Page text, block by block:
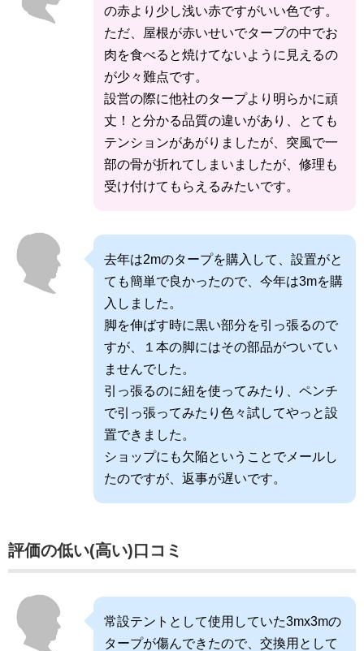
の赤より少し浅い赤ですがいい色です。
ただ、屋根が赤いせいでタープの中でお
肉を食べると焼けてないように見えるの
が少々難点です。
設営の際に他社のタープより明らかに頑
丈！と分かる品質の違いがあり、とても
テンションがあがりましたが、突風で一
部の骨が折れてしまいましたが、修理も
受け付けてもらえるみたいです。
去年は2mのタープを購入して、設置がと
ても簡単で良かったので、今年は3mを購
入しました。
脚を伸ばす時に黒い部分を引っ張るので
すが、１本の脚にはその部品がついてい
ませんでした。
引っ張るのに紐を使ってみたり、ペンチ
で引っ張ってみたり色々試してやっと設
置できました。
ショップにも欠陥ということでメールし
たのですが、返事が遅いです。
評価の低い(高い)口コミ
常設テントとして使用していた3mx3mの
タープが傷んできたので、交換用として